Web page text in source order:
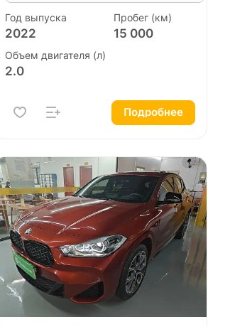
Год выпуска
2022
Пробег (км)
15 000
Объем двигателя (л)
2.0
Подробнее